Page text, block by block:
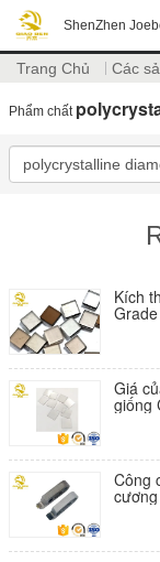
ShenZhen
Trang Chủ Các
Phẩm chất
Kích
Giá
giống
Công